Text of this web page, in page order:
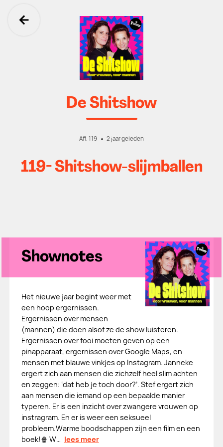
Ga terug
De Shitshow
Afl. 119 2 jaar geleden
119- Shitshow-slijmballen
Shownotes
Het nieuwe jaar begint weer met
een hoop ergernissen.
Ergernissen over mensen
(mannen) die doen alsof ze de show luisteren.
Ergernissen over fooi moeten geven op een
pinapparaat, ergernissen over Google Maps, en
mensen met blauwe vinkjes op Instagram. Janneke
ergert zich aan mensen die zichzelf heel slim achten
en zeggen: ‘dat heb je toch door?’. Stef ergert zich
aan mensen die iemand op een bepaalde manier
typeren. Er is een inzicht over zwangere vrouwen op
instragram. En er is weer een seksueel
probleem.Warme boodschappen zijn een film en een
boek!🍿 W… lees meer